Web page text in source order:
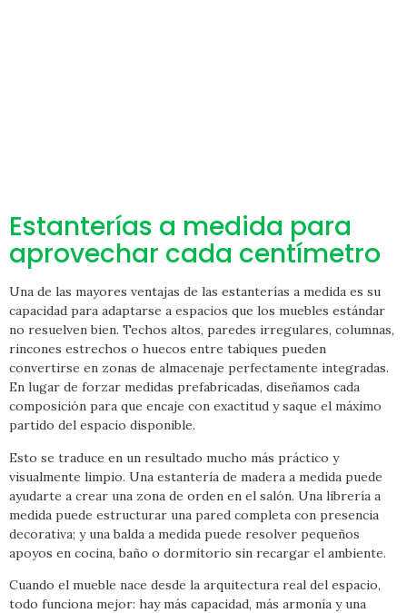
Estanterías a medida para
aprovechar cada centímetro
Una de las mayores ventajas de las estanterías a medida es su
capacidad para adaptarse a espacios que los muebles estándar
no resuelven bien. Techos altos, paredes irregulares, columnas,
rincones estrechos o huecos entre tabiques pueden
convertirse en zonas de almacenaje perfectamente integradas.
En lugar de forzar medidas prefabricadas, diseñamos cada
composición para que encaje con exactitud y saque el máximo
partido del espacio disponible.
Esto se traduce en un resultado mucho más práctico y
visualmente limpio. Una estantería de madera a medida puede
ayudarte a crear una zona de orden en el salón. Una librería a
medida puede estructurar una pared completa con presencia
decorativa; y una balda a medida puede resolver pequeños
apoyos en cocina, baño o dormitorio sin recargar el ambiente.
Cuando el mueble nace desde la arquitectura real del espacio,
todo funciona mejor: hay más capacidad, más armonía y una